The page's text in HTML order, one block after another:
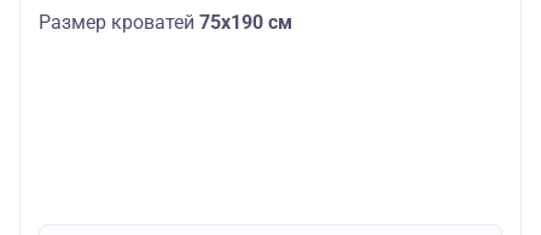
Размер кроватей 75х190 см